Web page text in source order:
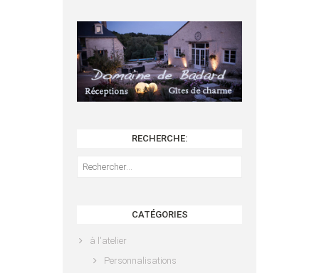
RECHERCHE:
Rechercher :
CATÉGORIES
à l'atelier
Personnalisations